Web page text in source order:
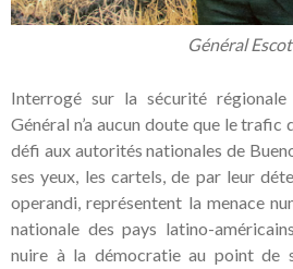
Général
Interrogé sur la sécurité
Général n’a aucun doute que le
défi aux autorités nationales de
ses yeux, les cartels, de par leur
operandi, représentent la menace
nationale des pays latino-
nuire à la démocratie au point de